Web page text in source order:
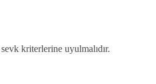
sevk kriterlerine uyulmalıdır.